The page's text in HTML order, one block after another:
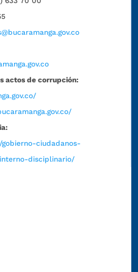
actos de corrupción:
gobierno-ciudadanos-
disciplinario/